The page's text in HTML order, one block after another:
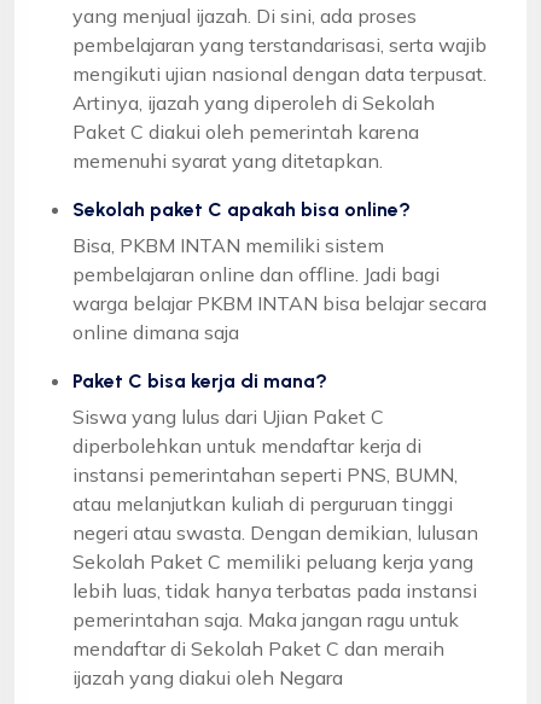
yang menjual ijazah. Di sini, ada proses
pembelajaran yang terstandarisasi, serta wajib
mengikuti ujian nasional dengan data terpusat.
Artinya, ijazah yang diperoleh di Sekolah
Paket C diakui oleh pemerintah karena
memenuhi syarat yang ditetapkan.
Sekolah paket C apakah bisa online?
Bisa, PKBM INTAN memiliki sistem
pembelajaran online dan offline. Jadi bagi
warga belajar PKBM INTAN bisa belajar secara
online dimana saja
Paket C bisa kerja di mana?
Siswa yang lulus dari Ujian Paket C
diperbolehkan untuk mendaftar kerja di
instansi pemerintahan seperti PNS, BUMN,
atau melanjutkan kuliah di perguruan tinggi
negeri atau swasta. Dengan demikian, lulusan
Sekolah Paket C memiliki peluang kerja yang
lebih luas, tidak hanya terbatas pada instansi
pemerintahan saja. Maka jangan ragu untuk
mendaftar di Sekolah Paket C dan meraih
ijazah yang diakui oleh Negara